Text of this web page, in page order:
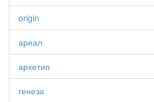
origin
ареал
архетип
генеза